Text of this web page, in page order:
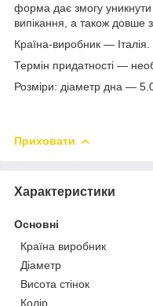
форма дає змогу
випікання, а також довше
Країна-виробник — Італія.
Термін придатності —
Розміри: діаметр дна —
Приховати
Характеристики
Основні
Країна виробник
Діаметр
Висота стінок
Колір